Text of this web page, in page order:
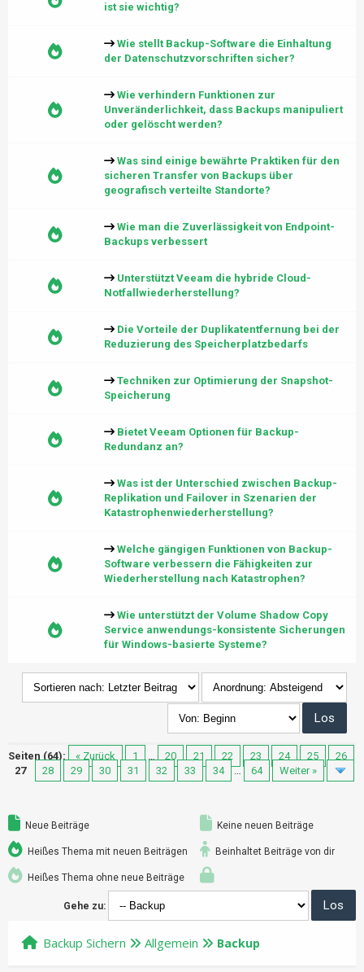
ist sie wichtig?
Wie stellt Backup-Software die Einhaltung
der Datenschutzvorschriften sicher?
Wie verhindern Funktionen zur
Unveränderlichkeit, dass Backups manipuliert
oder gelöscht werden?
Was sind einige bewährte Praktiken für den
sicheren Transfer von Backups über
geografisch verteilte Standorte?
Wie man die Zuverlässigkeit von Endpoint-
Backups verbessert
Unterstützt Veeam die hybride Cloud-
Notfallwiederherstellung?
Die Vorteile der Duplikatentfernung bei der
Reduzierung des Speicherplatzbedarfs
Techniken zur Optimierung der Snapshot-
Speicherung
Bietet Veeam Optionen für Backup-
Redundanz an?
Was ist der Unterschied zwischen Backup-
Replikation und Failover in Szenarien der
Katastrophenwiederherstellung?
Welche gängigen Funktionen von Backup-
Software verbessern die Fähigkeiten zur
Wiederherstellung nach Katastrophen?
Wie unterstützt der Volume Shadow Copy
Service anwendungs-konsistente Sicherungen
für Windows-basierte Systeme?
Seiten (64): « Zurück 1 … 20 21 22 23 24 25
26
27
28 29 30 31 32 33 34 … 64 Weiter »
Neue Beiträge
Heißes Thema mit neuen Beiträgen
Heißes Thema ohne neue Beiträge
Keine neuen Beiträge
Beinhaltet Beiträge von dir
Gehe zu:
Backup Sichern Allgemein Backup